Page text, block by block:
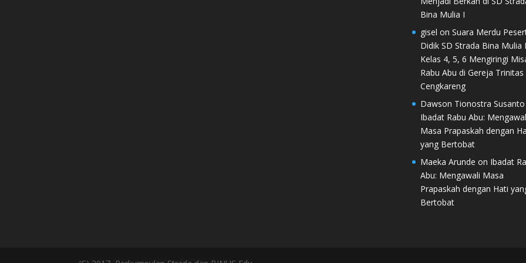
Bina Mulia I
gisel on Suara Merdu
Didik SD Strada Bina Mulia
Kelas 4, 5, 6 Mengiringi
Rabu Abu di Gereja Trinitas
Cengkareng
Dawson Tionostra Susanto
Ibadat Rabu Abu:
Masa Prapaskah dengan
yang Bertobat
Maeka Arunde on Ibadat
Abu: Mengawali Masa
Prapaskah dengan Hati
Bertobat